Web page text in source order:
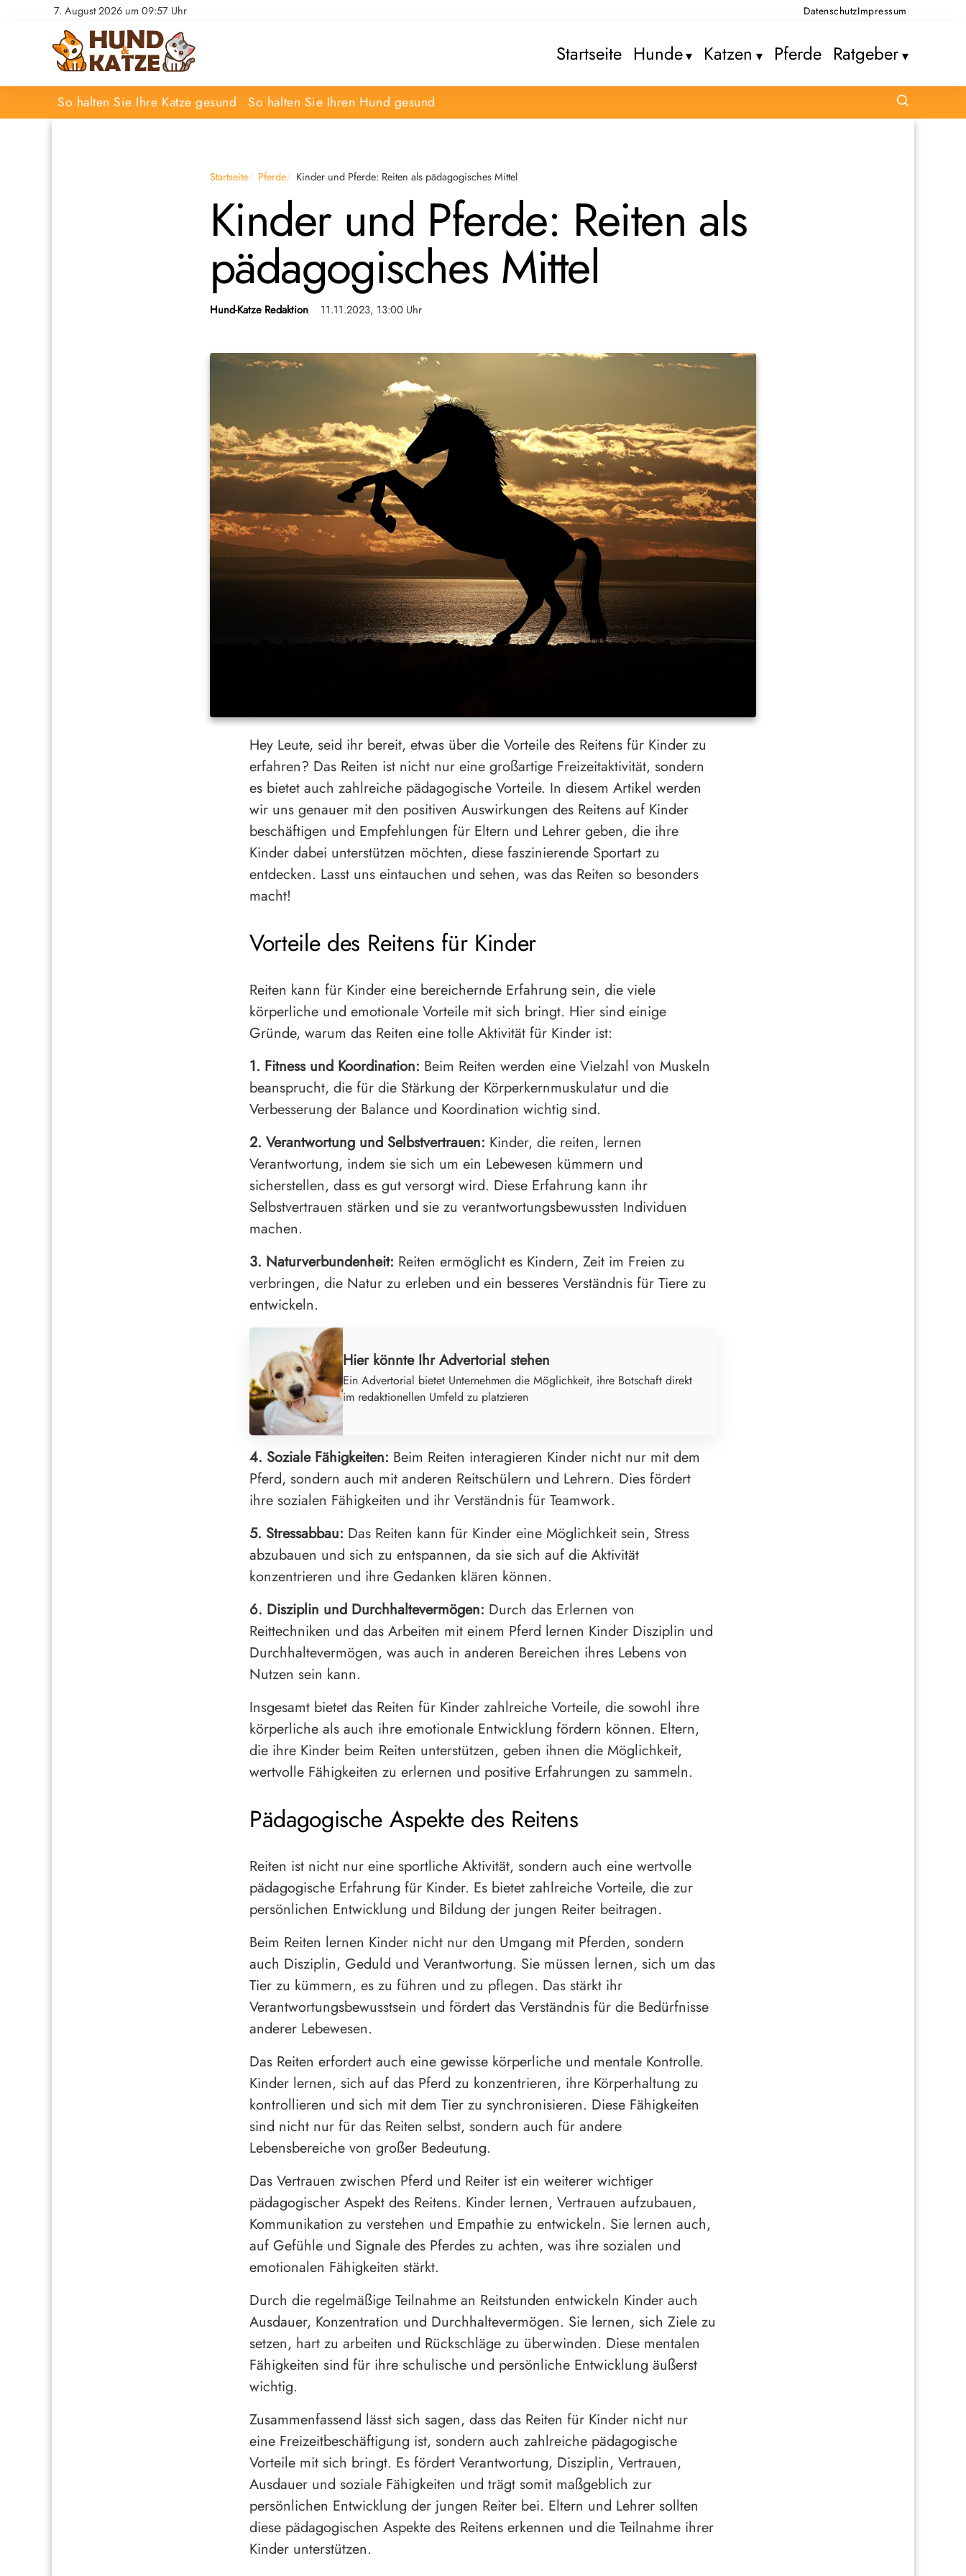
7. August 2026 um 09:57 Uhr DatenschutzImpressum
Startseite Hunde Katzen Pferde Ratgeber
So halten Sie Ihre Katze gesund So halten Sie Ihren Hund gesund
Startseite Pferde Kinder und Pferde: Reiten als pädagogisches Mittel
Kinder und Pferde: Reiten als
pädagogisches Mittel
Hund-Katze Redaktion 11.11.2023, 13:00 Uhr
Hey Leute, seid ihr bereit, etwas über die Vorteile des Reitens für Kinder zu
erfahren? Das Reiten ist nicht nur eine großartige Freizeitaktivität, sondern
es bietet auch zahlreiche pädagogische Vorteile. In diesem Artikel werden
wir uns genauer mit den positiven Auswirkungen des Reitens auf Kinder
beschäftigen und Empfehlungen für Eltern und Lehrer geben, die ihre
Kinder dabei unterstützen möchten, diese faszinierende Sportart zu
entdecken. Lasst uns eintauchen und sehen, was das Reiten so besonders
macht!
Vorteile des Reitens für Kinder
Reiten kann für Kinder eine bereichernde Erfahrung sein, die viele
körperliche und emotionale Vorteile mit sich bringt. Hier sind einige
Gründe, warum das Reiten eine tolle Aktivität für Kinder ist:
1. Fitness und Koordination: Beim Reiten werden eine Vielzahl von Muskeln
beansprucht, die für die Stärkung der Körperkernmuskulatur und die
Verbesserung der Balance und Koordination wichtig sind.
2. Verantwortung und Selbstvertrauen: Kinder, die reiten, lernen
Verantwortung, indem sie sich um ein Lebewesen kümmern und
sicherstellen, dass es gut versorgt wird. Diese Erfahrung kann ihr
Selbstvertrauen stärken und sie zu verantwortungsbewussten Individuen
machen.
3. Naturverbundenheit: Reiten ermöglicht es Kindern, Zeit im Freien zu
verbringen, die Natur zu erleben und ein besseres Verständnis für Tiere zu
entwickeln.
Hier könnte Ihr Advertorial stehen
Ein Advertorial bietet Unternehmen die Möglichkeit, ihre Botschaft direkt
im redaktionellen Umfeld zu platzieren
4. Soziale Fähigkeiten: Beim Reiten interagieren Kinder nicht nur mit dem
Pferd, sondern auch mit anderen Reitschülern und Lehrern. Dies fördert
ihre sozialen Fähigkeiten und ihr Verständnis für Teamwork.
5. Stressabbau: Das Reiten kann für Kinder eine Möglichkeit sein, Stress
abzubauen und sich zu entspannen, da sie sich auf die Aktivität
konzentrieren und ihre Gedanken klären können.
6. Disziplin und Durchhaltevermögen: Durch das Erlernen von
Reittechniken und das Arbeiten mit einem Pferd lernen Kinder Disziplin und
Durchhaltevermögen, was auch in anderen Bereichen ihres Lebens von
Nutzen sein kann.
Insgesamt bietet das Reiten für Kinder zahlreiche Vorteile, die sowohl ihre
körperliche als auch ihre emotionale Entwicklung fördern können. Eltern,
die ihre Kinder beim Reiten unterstützen, geben ihnen die Möglichkeit,
wertvolle Fähigkeiten zu erlernen und positive Erfahrungen zu sammeln.
Pädagogische Aspekte des Reitens
Reiten ist nicht nur eine sportliche Aktivität, sondern auch eine wertvolle
pädagogische Erfahrung für Kinder. Es bietet zahlreiche Vorteile, die zur
persönlichen Entwicklung und Bildung der jungen Reiter beitragen.
Beim Reiten lernen Kinder nicht nur den Umgang mit Pferden, sondern
auch Disziplin, Geduld und Verantwortung. Sie müssen lernen, sich um das
Tier zu kümmern, es zu führen und zu pflegen. Das stärkt ihr
Verantwortungsbewusstsein und fördert das Verständnis für die Bedürfnisse
anderer Lebewesen.
Das Reiten erfordert auch eine gewisse körperliche und mentale Kontrolle.
Kinder lernen, sich auf das Pferd zu konzentrieren, ihre Körperhaltung zu
kontrollieren und sich mit dem Tier zu synchronisieren. Diese Fähigkeiten
sind nicht nur für das Reiten selbst, sondern auch für andere
Lebensbereiche von großer Bedeutung.
Das Vertrauen zwischen Pferd und Reiter ist ein weiterer wichtiger
pädagogischer Aspekt des Reitens. Kinder lernen, Vertrauen aufzubauen,
Kommunikation zu verstehen und Empathie zu entwickeln. Sie lernen auch,
auf Gefühle und Signale des Pferdes zu achten, was ihre sozialen und
emotionalen Fähigkeiten stärkt.
Durch die regelmäßige Teilnahme an Reitstunden entwickeln Kinder auch
Ausdauer, Konzentration und Durchhaltevermögen. Sie lernen, sich Ziele zu
setzen, hart zu arbeiten und Rückschläge zu überwinden. Diese mentalen
Fähigkeiten sind für ihre schulische und persönliche Entwicklung äußerst
wichtig.
Zusammenfassend lässt sich sagen, dass das Reiten für Kinder nicht nur
eine Freizeitbeschäftigung ist, sondern auch zahlreiche pädagogische
Vorteile mit sich bringt. Es fördert Verantwortung, Disziplin, Vertrauen,
Ausdauer und soziale Fähigkeiten und trägt somit maßgeblich zur
persönlichen Entwicklung der jungen Reiter bei. Eltern und Lehrer sollten
diese pädagogischen Aspekte des Reitens erkennen und die Teilnahme ihrer
Kinder unterstützen.